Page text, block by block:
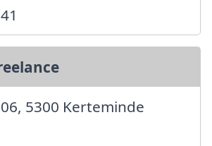
5300 Kerteminde